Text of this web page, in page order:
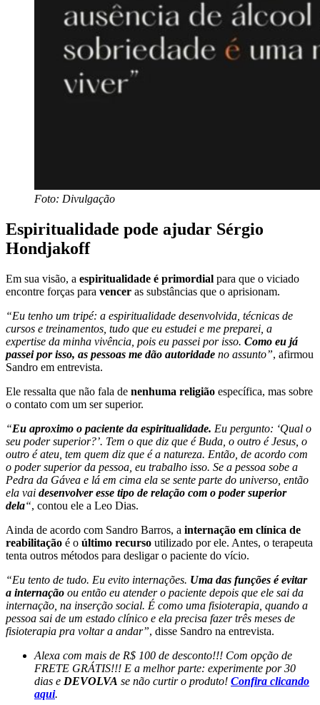
Foto: Divulgação
Espiritualidade pode ajudar Sérgio
Hondjakoff
Em sua visão, a espiritualidade é primordial para que o viciado
encontre forças para vencer as substâncias que o aprisionam.
“Eu tenho um tripé: a espiritualidade desenvolvida, técnicas de
cursos e treinamentos, tudo que eu estudei e me preparei, a
expertise da minha vivência, pois eu passei por isso. Como eu já
passei por isso, as pessoas me dão autoridade no assunto”, afirmou
Sandro em entrevista.
Ele ressalta que não fala de nenhuma religião específica, mas sobre
o contato com um ser superior.
“Eu aproximo o paciente da espiritualidade. Eu pergunto: ‘Qual o
seu poder superior?’. Tem o que diz que é Buda, o outro é Jesus, o
outro é ateu, tem quem diz que é a natureza. Então, de acordo com
o poder superior da pessoa, eu trabalho isso. Se a pessoa sobe a
Pedra da Gávea e lá em cima ela se sente parte do universo, então
ela vai desenvolver esse tipo de relação com o poder superior
dela“, contou ele a Leo Dias.
Ainda de acordo com Sandro Barros, a internação em clínica de
reabilitação é o último recurso utilizado por ele. Antes, o terapeuta
tenta outros métodos para desligar o paciente do vício.
“Eu tento de tudo. Eu evito internações. Uma das funções é evitar
a internação ou então eu atender o paciente depois que ele sai da
internação, na inserção social. É como uma fisioterapia, quando a
pessoa sai de um estado clínico e ela precisa fazer três meses de
fisioterapia pra voltar a andar”, disse Sandro na entrevista.
Alexa com mais de R$ 100 de desconto!!! Com opção de
FRETE GRÁTIS!!! E a melhor parte: experimente por 30
dias e DEVOLVA se não curtir o produto! Confira clicando
aqui.